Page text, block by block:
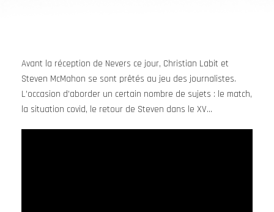
Avant la réception de Nevers ce jour, Christian Labit et
Steven McMahon se sont prêtés au jeu des journalistes.
L’occasion d’aborder un certain nombre de sujets : le match,
la situation covid, le retour de Steven dans le XV…